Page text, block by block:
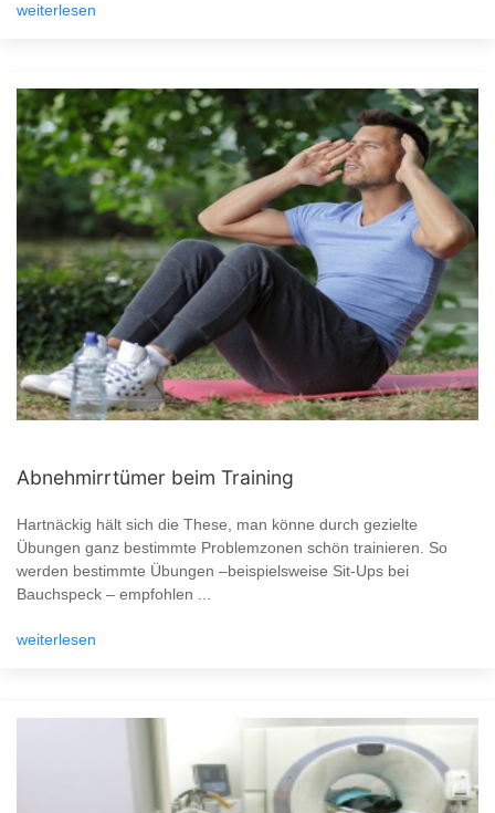
weiterlesen
Abnehmirrtümer beim Training
Hartnäckig hält sich die These, man könne durch gezielte
Übungen ganz bestimmte Problemzonen schön trainieren. So
werden bestimmte Übungen –beispielsweise Sit-Ups bei
Bauchspeck – empfohlen ...
weiterlesen